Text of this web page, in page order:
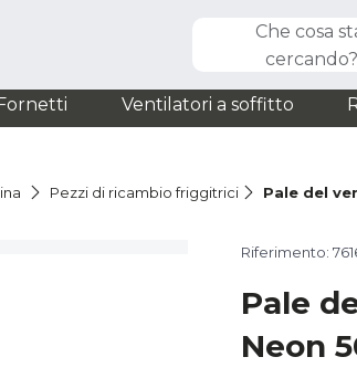
Che cosa
cercando?
Ventilatori a soffitto
Pezzi di ricambio friggitrici Pale del
Riferimento:
Pale
Neon